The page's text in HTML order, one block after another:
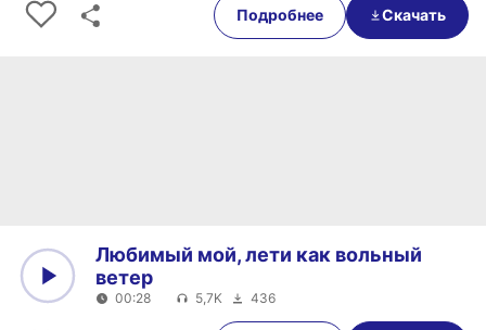
Подробнее Скачать
00:28
Любимый мой, лети как вольный
ветер
00:28 5,7K 436